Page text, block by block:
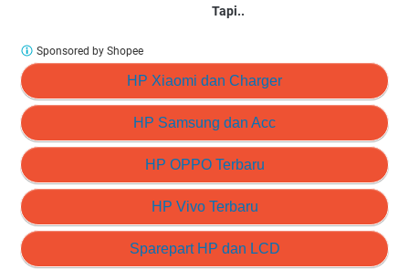
Tapi..
HP Xiaomi dan Charger
HP Samsung dan Acc
HP OPPO Terbaru
HP Vivo Terbaru
Sparepart HP dan LCD
Sponsored by Shopee